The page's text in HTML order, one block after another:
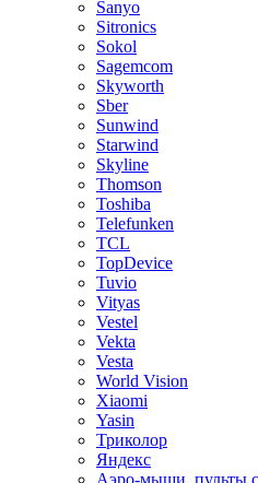
Sanyo
Sitronics
Sokol
Sagemcom
Skyworth
Sber
Sunwind
Starwind
Skyline
Thomson
Toshiba
Telefunken
TCL
TopDevice
Tuvio
Vityas
Vestel
Vekta
Vesta
World Vision
Xiaomi
Yasin
Триколор
Яндекс
Аэро-мыши, пульты